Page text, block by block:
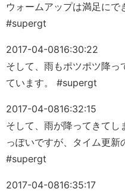
ウォームアップは満足にで
#supergt
2017-04-0816:30:22
そして、雨もポツポツ降っ
ています。 #supergt
2017-04-0816:32:15
そして、雨が降ってきてし
っぽいですが、タイム更新
#supergt
2017-04-0816:35:17